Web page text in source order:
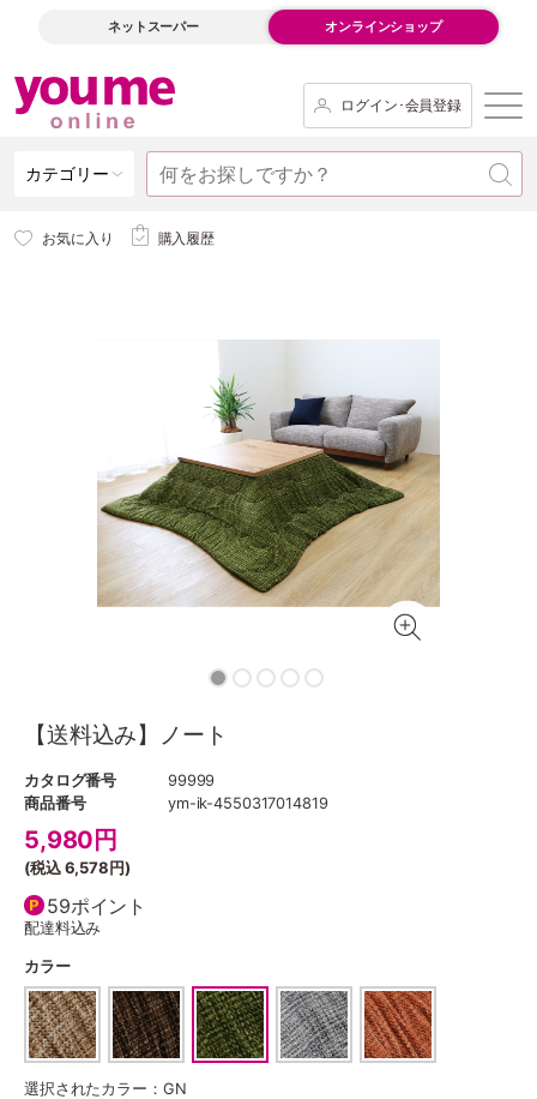
ネットスーパー オンラインショップ
ログイン･会員登録
カテゴリー
お気に入り 購入履歴
【送料込み】ノート
カタログ番号
99999
商品番号
ym-ik-4550317014819
5,980 円
(税込6,578円)
59ポイント
配達料込み
カラー
選択されたカラー：GN